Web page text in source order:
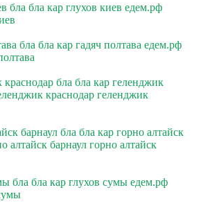
бла бла кар глухов киев едем.рф
бла бла кар гадяч полтава едем.рф
краснодар бла бла кар геленджик
краснодар геленджик
барнаул бла бла кар горно алтайск
алтайск барнаул горно алтайск
бла бла кар глухов сумы едем.рф